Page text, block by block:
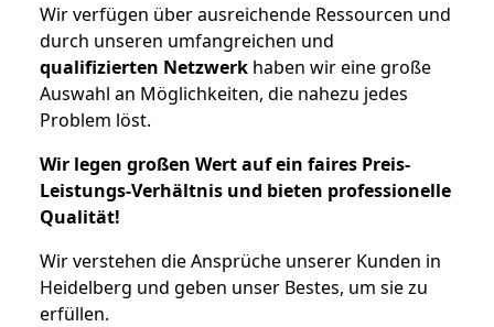
Wir verfügen über ausreichende Ressourcen und
durch unseren umfangreichen und
qualifizierten Netzwerk haben wir eine große
Auswahl an Möglichkeiten, die nahezu jedes
Problem löst.
Wir legen großen Wert auf ein faires Preis-
Leistungs-Verhältnis und bieten professionelle
Qualität!
Wir verstehen die Ansprüche unserer Kunden in
Heidelberg und geben unser Bestes, um sie zu
erfüllen.